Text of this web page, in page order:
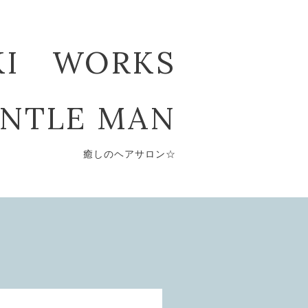
WORKS
MAN
癒しのヘアサロン☆